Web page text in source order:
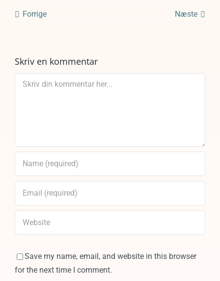
Forrige Næste
Skriv en kommentar
Comment
Save my name, email, and website in this browser
for the next time I comment.